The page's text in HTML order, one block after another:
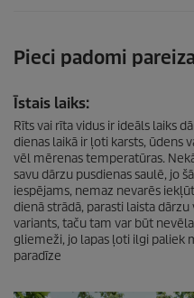
Pieci padomi
Īstais laiks:
Rīts vai rīta vidus ir ideāls laiks
dienas laikā ir ļoti karsts, ūdens
vēl mērenas temperatūras.
savu dārzu pusdienas saulē, jo
iespējams, nemaz nevarēs
dienā strādā, parasti laista dārzu
variants, taču tam var būt
gliemeži, jo lapas ļoti ilgi paliek
paradīze